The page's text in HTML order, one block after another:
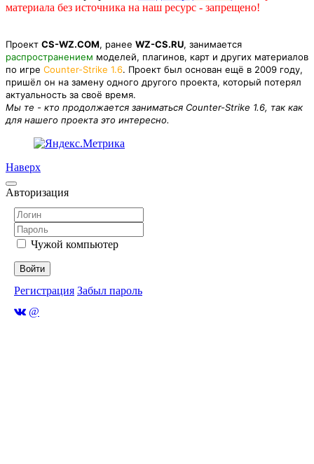
материала без источника на наш ресурс - запрещено!
Проект CS-WZ.COM, ранее WZ-CS.RU, занимается
распространением моделей, плагинов, карт и других материалов
по игре Counter-Strike 1.6. Проект был основан ещё в 2009 году,
пришёл он на замену одного другого проекта, который потерял
актуальность за своё время.
Мы те - кто продолжается заниматься Counter-Strike 1.6, так как
для нашего проекта это интересно.
Наверх
Авторизация
Чужой компьютер
Войти
Регистрация Забыл пароль
@